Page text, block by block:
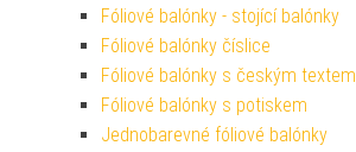
Fóliové balónky - stojící balónky
Fóliové balónky číslice
Fóliové balónky s českým textem
Fóliové balónky s potiskem
Jednobarevné fóliové balónky